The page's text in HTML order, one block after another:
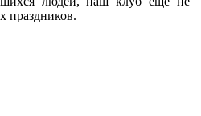
праздников.